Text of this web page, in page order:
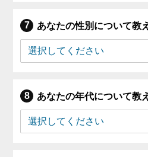
あなたの性別について教
あなたの年代について教